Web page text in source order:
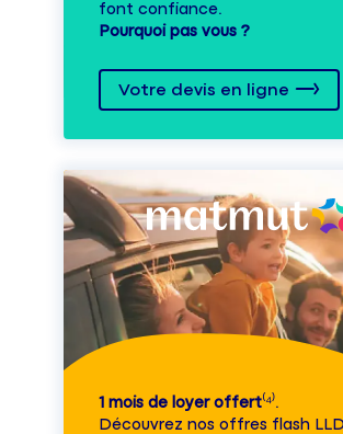
font confiance.
Pourquoi pas vous ?
Votre devis en ligne
1 mois de loyer offert⁽⁴⁾.
Découvrez nos offres flash